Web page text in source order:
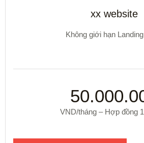
xx website
Không giới hạn
VND/tháng – Hợp đồng